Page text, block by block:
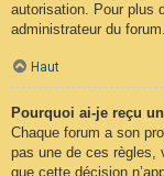
autorisation. Pour plus
administrateur du forum.
Haut
Pourquoi ai-je reçu
Chaque forum a son
pas une de ces règles,
que cette décision